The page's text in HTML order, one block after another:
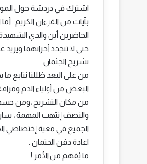
اشترك في دردشة حول
بآيات من القرءان الكريم
الحاضرين أين والدي
حتى لا تتجدد أحزانهما
تشريح الجثمان
من على البعد ظللنا نتابع
البعض من أولياء الدم
من مكان التشريح ،ومن جسد
والنصف إنتهت المهمة ،
الجميع في معية إختصاصي
اعادة دفن الجثمان .
ما يُفهم من الأمر !